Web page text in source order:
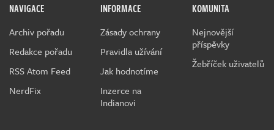
NAVIGACE
Archiv pořadu
Redakce pořadu
RSS Atom Feed
NerdFix
INFORMACE
Zásady ochrany
Pravidla užívání
Jak hodnotíme
Inzerce na
Indianovi
KOMUNITA
Nejnovější
příspěvky
Žebříček uživatelů